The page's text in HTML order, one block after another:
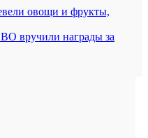
овощи и фрукты,
вручили награды за